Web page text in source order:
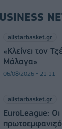
allstarbasket.gr
«Κλείνει τον
Μάλαγα»
06/08/2026 - 21:11
allstarbasket.gr
EuroLeague: Οι